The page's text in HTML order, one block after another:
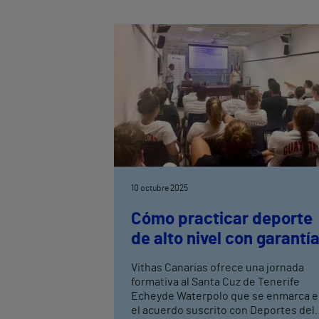
10 octubre 2025
Cómo practicar deporte
de alto nivel con
Vithas Canarias ofrece una jornada
formativa al Santa Cuz de Tenerife
Echeyde Waterpolo que se enmarca
el acuerdo suscrito con Deportes del